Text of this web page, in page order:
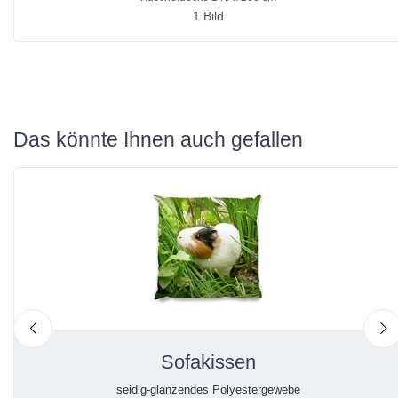
1 Bild
Das könnte Ihnen auch gefallen
Sofakissen
seidig-glänzendes Polyestergewebe